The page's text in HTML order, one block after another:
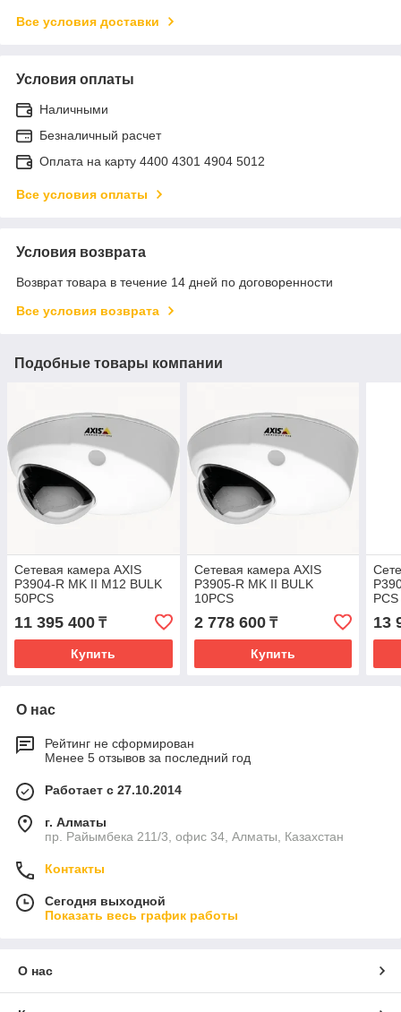
Все условия доставки
Условия оплаты
Наличными
Безналичный расчет
Оплата на карту 4400 4301 4904 5012
Все условия оплаты
Условия возврата
Возврат товара в течение 14 дней по договоренности
Все условия возврата
Подобные товары компании
Сетевая камера AXIS
P3904-R MK II M12 BULK
50PCS
11 395 400 ₸
Купить
Сетевая камера AXIS
P3905-R MK II BULK
10PCS
2 778 600₸
Купить
PCS
13
О нас
Рейтинг не сформирован
Менее 5 отзывов за последний год
Работает с 27.10.2014
г. Алматы
пр. Райымбека 211/3, офис 34, Алматы, Казахстан
Контакты
Сегодня выходной
Показать весь график работы
О нас